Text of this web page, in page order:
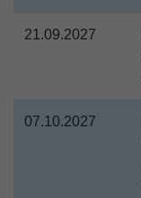
21.09.2027
07.10.2027